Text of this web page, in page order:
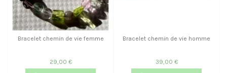
Bracelet chemin de vie femme
29,00 €
Bracelet chemin de vie homme
39,00 €